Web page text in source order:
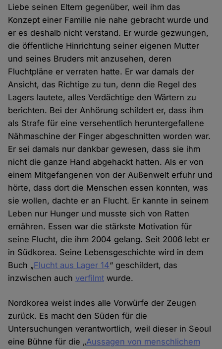
Liebe seinen Eltern gegenüber, weil ihm das
Konzept einer Familie nie nahe gebracht wurde und
er es deshalb nicht verstand. Er wurde gezwungen,
die öffentliche Hinrichtung seiner eigenen Mutter
und seines Bruders mit anzusehen, deren
Fluchtpläne er verraten hatte. Er war damals der
Ansicht, das Richtige zu tun, denn die Regel des
Lagers lautete, alles Verdächtige den Wärtern zu
berichten. Bei der Anhörung schildert er, dass ihm
als Strafe für eine versehentlich heruntergefallene
Nähmaschine der Finger abgeschnitten worden war.
Er sei damals nur dankbar gewesen, dass sie ihm
nicht die ganze Hand abgehackt hatten. Als er von
einem Mitgefangenen von der Außenwelt erfuhr und
hörte, dass dort die Menschen essen konnten, was
sie wollen, dachte er an Flucht. Er kannte in seinem
Leben nur Hunger und musste sich von Ratten
ernähren. Essen war die stärkste Motivation für
seine Flucht, die ihm 2004 gelang. Seit 2006 lebt er
in Südkorea. Seine Lebensgeschichte wird in dem
Buch „Flucht aus Lager 14“ geschildert, das
inzwischen auchverfilmt wurde.
Nordkorea weist indes alle Vorwürfe der Zeugen
zurück. Es macht den Süden für die
Untersuchungen verantwortlich, weil dieser in Seoul
eine Bühne für die „Aussagen von menschlichem